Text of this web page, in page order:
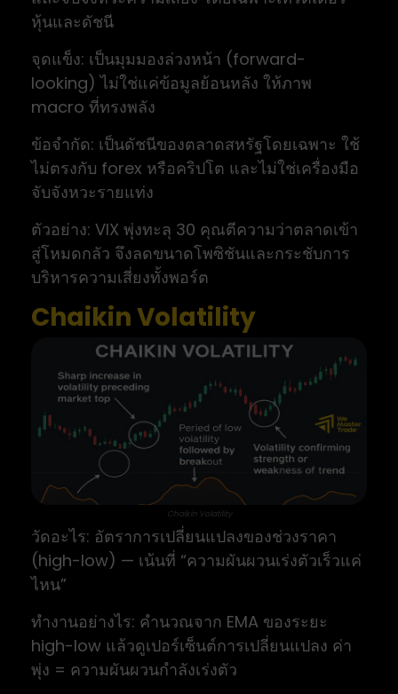
หุ้นและดัชนี
จุดแข็ง: เป็นมุมมองล่วงหน้า (forward-
looking) ไม่ใช่แค่ข้อมูลย้อนหลัง ให้ภาพ
macro ที่ทรงพลัง
ข้อจำกัด: เป็นดัชนีของตลาดสหรัฐโดยเฉพาะ ใช้
ไม่ตรงกับ forex หรือคริปโต และไม่ใช่เครื่องมือ
จับจังหวะรายแท่ง
ตัวอย่าง: VIX พุ่งทะลุ 30 คุณตีความว่าตลาดเข้า
สู่โหมดกลัว จึงลดขนาดโพซิชันและกระชับการ
บริหารความเสี่ยงทั้งพอร์ต
Chaikin Volatility
Chaikin Volatility
วัดอะไร: อัตราการเปลี่ยนแปลงของช่วงราคา
(high-low) — เน้นที่ “ความผันผวนเร่งตัวเร็วแค่
ไหน”
ทำงานอย่างไร: คำนวณจาก EMA ของระยะ
high-low แล้วดูเปอร์เซ็นต์การเปลี่ยนแปลง ค่า
พุ่ง = ความผันผวนกำลังเร่งตัว